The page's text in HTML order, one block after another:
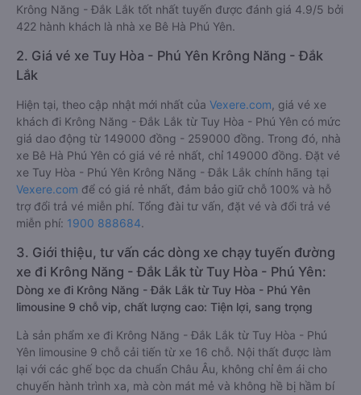
Krông Năng - Đắk Lắk tốt nhất tuyến được đánh giá 4.9/5 bởi
422 hành khách là nhà xe Bê Hà Phú Yên.
2. Giá vé xe Tuy Hòa - Phú Yên Krông Năng - Đắk
Lắk
Hiện tại, theo cập nhật mới nhất của Vexere.com , giá vé xe
khách đi Krông Năng - Đắk Lắk từ Tuy Hòa - Phú Yên có mức
giá dao động từ 149000 đồng - 259000 đồng. Trong đó, nhà
xe Bê Hà Phú Yên có giá vé rẻ nhất, chỉ 149000 đồng. Đặt vé
xe Tuy Hòa - Phú Yên Krông Năng - Đắk Lắk chính hãng tại
Vexere.com để có giá rẻ nhất, đảm bảo giữ chỗ 100% và hỗ
trợ đổi trả vé miễn phí. Tổng đài tư vấn, đặt vé và đổi trả vé
miễn phí: 1900 888684.
3. Giới thiệu, tư vấn các dòng xe chạy tuyến đường
xe đi Krông Năng - Đắk Lắk từ Tuy Hòa - Phú Yên:
Dòng xe đi Krông Năng - Đắk Lắk từ Tuy Hòa - Phú Yên
limousine 9 chỗ vip, chất lượng cao: Tiện lợi, sang trọng
Là sản phẩm xe đi Krông Năng - Đắk Lắk từ Tuy Hòa - Phú
Yên limousine 9 chỗ cải tiến từ xe 16 chỗ. Nội thất được làm
lại với các ghế bọc da chuẩn Châu Âu, không chỉ êm ái cho
chuyến hành trình xa, mà còn mát mẻ và không hề bị hầm bí